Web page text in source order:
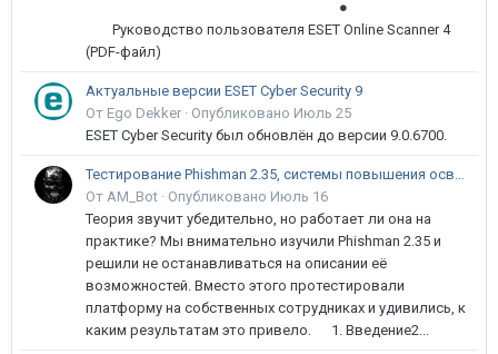
●
Руководство пользователя ESET Online Scanner 4
(PDF-файл)
Актуальные версии ESET Cyber Security 9
От Ego Dekker · Опубликовано Июль 25
ESET Cyber Security был обновлён до версии 9.0.6700.
Тестирование Phishman 2.35, системы повышения осведомлённости пользователей в сфере ИБ
От AM_Bot · Опубликовано Июль 16
Теория звучит убедительно, но работает ли она на
практике? Мы внимательно изучили Phishman 2.35 и
решили не останавливаться на описании её
возможностей. Вместо этого протестировали
платформу на собственных сотрудниках и удивились, к
каким результатам это привело. 1. Введение2...